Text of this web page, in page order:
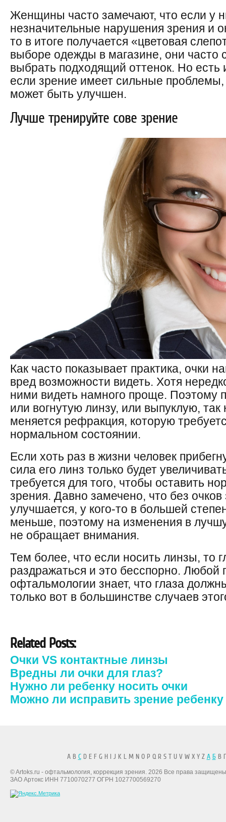
Женщины часто замечают, что если у
незначительные нарушения зрения и
то в итоге получается «цветовая
выборе одежды в магазине, они часто
выбрать подходящий оттенок. Но есть
если зрение имеет сильные проблемы,
может быть улучшен.
Лучше тренируйте сове зрение
Как часто показывает практика, очки
вред возможности видеть. Хотя
ними видеть намного проще. Поэтому
или вогнутую линзу, или выпуклую, так
меняется рефракция, которую
нормальном состоянии.
Если хоть раз в жизни человек
сила его линз только будет
требуется для того, чтобы оставить
зрения. Давно замечено, что без
улучшается, у кого-то в большей
меньше, поэтому на изменения в
не обращает внимания.
Тем более, что если носить линзы, то
раздражаться и это бесспорно. Любой
офтальмологии знает, что глаза
только вот в большинстве случаев
Related Posts:
Очки VS контактные линзы
Вредны ли очки для глаз?
Нужно ли ребенку носить очки
Можно ли исправить зрение ребенку
A B CD E F G H I J K L M N O P Q R S T U V W X Y Z А БВ
© Artoks.ru - офтальмология, коррекция зрения. 2026 Все права
ЗАО Артокс ИНН 7710070277 ОГРН 1027700569270